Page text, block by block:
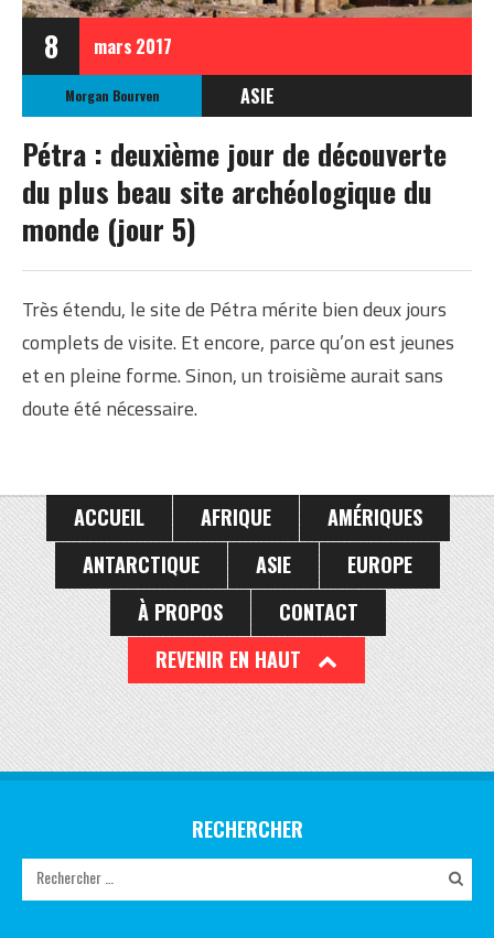
8 mars 2017
Morgan Bourven
ASIE
JORDANIE
Pétra : deuxième jour de découverte
du plus beau site archéologique du
monde (jour 5)
Très étendu, le site de Pétra mérite bien deux jours
complets de visite. Et encore, parce qu’on est jeunes
et en pleine forme. Sinon, un troisième aurait sans
doute été nécessaire.
ACCUEIL AFRIQUE
AMÉRIQUES
ANTARCTIQUE
ASIE
EUROPE
À PROPOS
CONTACT
REVENIR EN HAUT
RECHERCHER